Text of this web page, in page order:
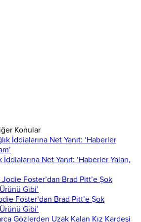
Konular
İddialarına Net Yanıt: ‘Haberler Yalan,
Foster’dan Brad Pitt’e Şok
Gibi’